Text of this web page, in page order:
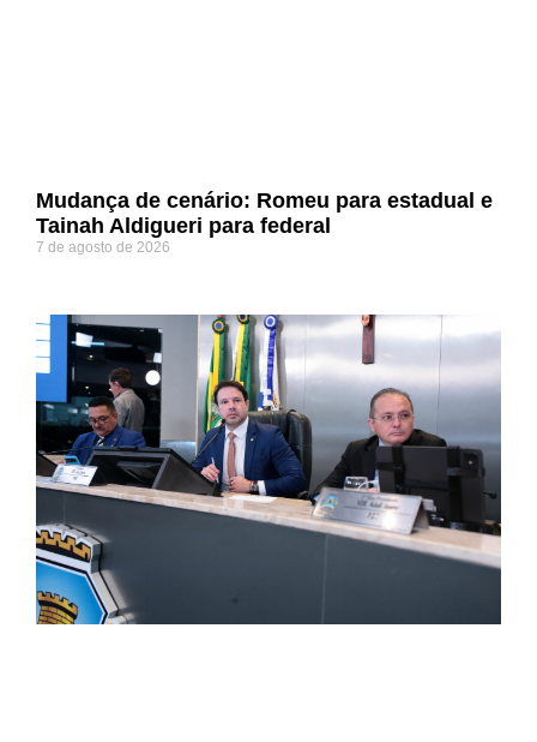
Mudança de cenário: Romeu para estadual e
Tainah Aldigueri para federal
7 de agosto de 2026